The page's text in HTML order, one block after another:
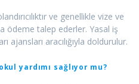
ve genellikle vize ve
ödeme talep ederler. Yasal iş
ajansları aracılığıyla doldurulur.
yardımı sağlıyor mu?